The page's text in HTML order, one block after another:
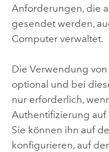
Anforderungen, die
gesendet werden,
Computer verwaltet.
Die Verwendung von
optional und bei
nur erforderlich,
Authentifizierung
Sie können ihn auf
konfigurieren, auf